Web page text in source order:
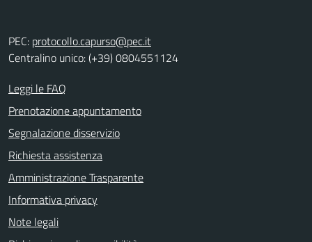
PEC: protocollo.capurso@pec.it
Centralino unico: (+39) 0804551124
Leggi le FAQ
Prenotazione appuntamento
Segnalazione disservizio
Richiesta assistenza
Amministrazione Trasparente
Informativa privacy
Note legali